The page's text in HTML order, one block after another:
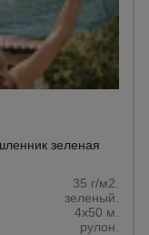
зеленая
35 г/м2.
зеленый.
4x50 м.
рулон.